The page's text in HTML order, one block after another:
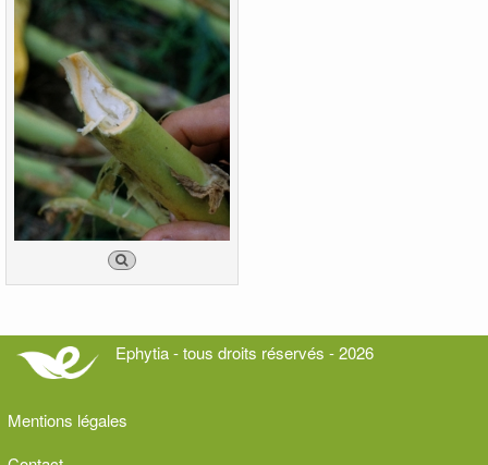
Ephytia - tous droits réservés - 2026
Mentions légales